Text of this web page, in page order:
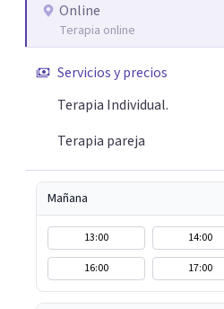
Online
Terapia online
Servicios y precios
Terapia Individual.
Terapia pareja
Mañana
13:00 14:00
16:00
17:00